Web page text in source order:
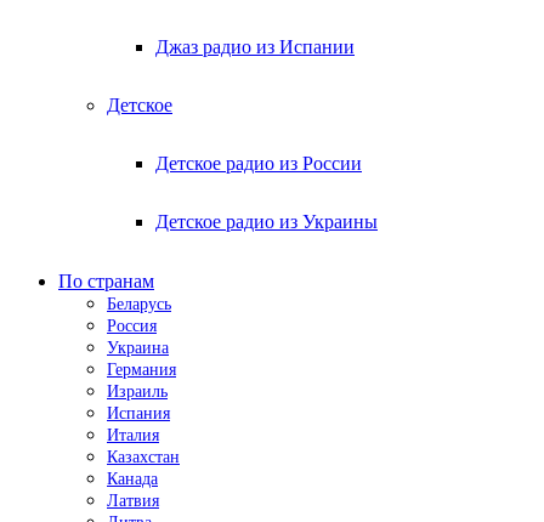
Джаз радио из Испании
Детское
Детское радио из России
Детское радио из Украины
По странам
Беларусь
Россия
Украина
Германия
Израиль
Испания
Италия
Казахстан
Канада
Латвия